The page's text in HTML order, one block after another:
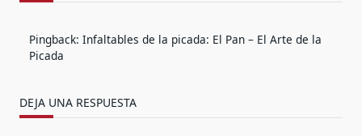
Pingback: Infaltables de la picada: El Pan – El Arte de la
Picada
DEJA UNA RESPUESTA